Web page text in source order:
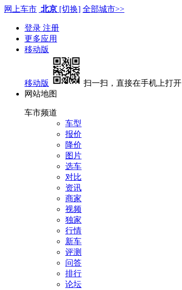
网上车市 北京 [切换] 全部城市>>
登录 注册
更多应用
移动版
移动版
扫一扫，直接在手机上打开
网站地图
车市频道
车型
报价
降价
图片
选车
对比
资讯
商家
视频
独家
行情
新车
评测
问答
排行
论坛